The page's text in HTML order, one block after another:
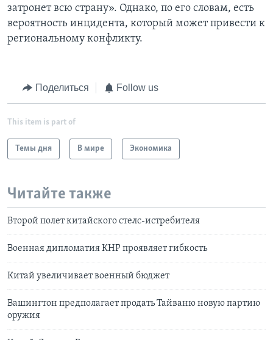
затронет всю страну». Однако, по его словам, есть
вероятность инцидента, который может привести к
региональному конфликту.
Поделиться Follow us
This item is part of
Темы дня В мире Экономика
Читайте также
Второй полет китайского стелс-истребителя
Военная дипломатия КНР проявляет гибкость
Китай увеличивает военный бюджет
Вашингтон предполагает продать Тайваню новую партию
оружия